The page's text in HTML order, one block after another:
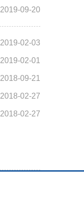
2019-09-20
2019-02-03
2019-02-01
2018-09-21
2018-02-27
2018-02-27